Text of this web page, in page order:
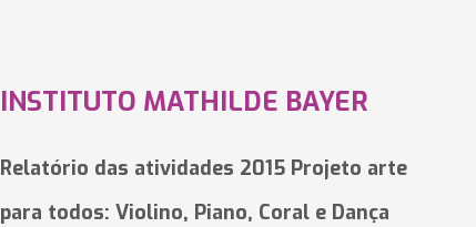
INSTITUTO MATHILDE BAYER
Relatório das atividades 2015 Projeto arte
para todos: Violino, Piano, Coral e Dança